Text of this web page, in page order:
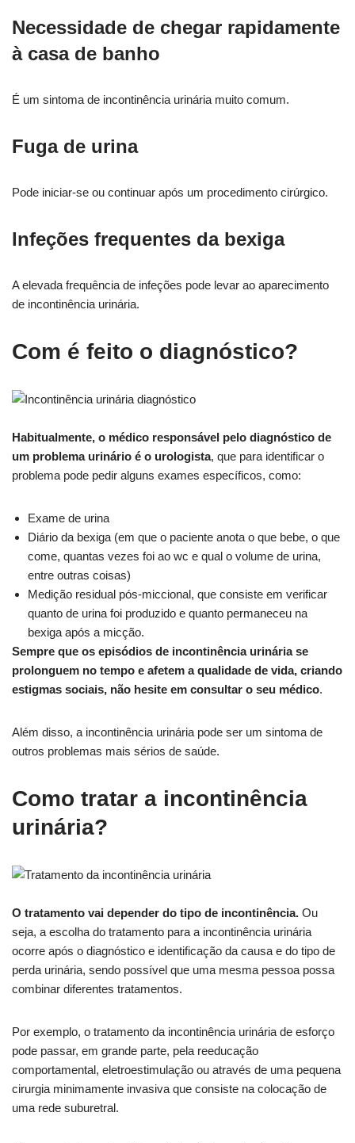
Necessidade de chegar rapidamente
à casa de banho
É um sintoma de incontinência urinária muito comum.
Fuga de urina
Pode iniciar-se ou continuar após um procedimento cirúrgico.
Infeções frequentes da bexiga
A elevada frequência de infeções pode levar ao aparecimento
de incontinência urinária.
Com é feito o diagnóstico?
Habitualmente, o médico responsável pelo diagnóstico de
um problema urinário é o urologista, que para identificar o
problema pode pedir alguns exames específicos, como:
Exame de urina
Diário da bexiga (em que o paciente anota o que bebe, o que
come, quantas vezes foi ao wc e qual o volume de urina,
entre outras coisas)
Medição residual pós-miccional, que consiste em verificar
quanto de urina foi produzido e quanto permaneceu na
bexiga após a micção.
Sempre que os episódios de incontinência urinária se
prolonguem no tempo e afetem a qualidade de vida, criando
estigmas sociais, não hesite em consultar o seu médico.
Além disso, a incontinência urinária pode ser um sintoma de
outros problemas mais sérios de saúde.
Como tratar a incontinência
urinária?
O tratamento vai depender do tipo de incontinência. Ou
seja, a escolha do tratamento para a incontinência urinária
ocorre após o diagnóstico e identificação da causa e do tipo de
perda urinária, sendo possível que uma mesma pessoa possa
combinar diferentes tratamentos.
Por exemplo, o tratamento da incontinência urinária de esforço
pode passar, em grande parte, pela reeducação
comportamental, eletroestimulação ou através de uma pequena
cirurgia minimamente invasiva que consiste na colocação de
uma rede suburetral.